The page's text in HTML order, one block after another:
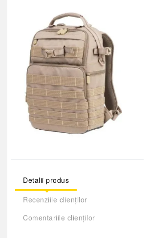
Detalii produs
Recenziile clienților
Comentariile clienților